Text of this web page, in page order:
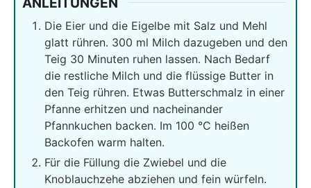
Die Eier und die Eigelbe mit Salz und Mehl
glatt rühren. 300 ml Milch dazugeben und den
Teig 30 Minuten ruhen lassen. Nach Bedarf
die restliche Milch und die flüssige Butter in
den Teig rühren. Etwas Butterschmalz in einer
Pfanne erhitzen und nacheinander
Pfannkuchen backen. Im 100 °C heißen
Backofen warm halten.
Für die Füllung die Zwiebel und die
Knoblauchzehe abziehen und fein würfeln.